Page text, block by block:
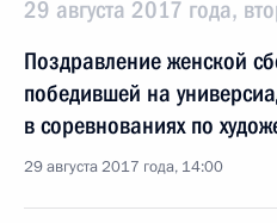
29 августа 2017 года,
Поздравление женской
победившей на
в соревнованиях по
29 августа 2017 года, 14:00